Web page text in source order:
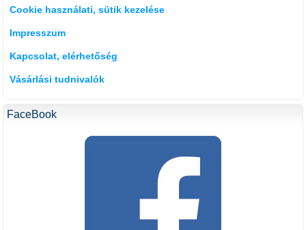
Cookie használati, sütik kezelése
Impresszum
Kapcsolat, elérhetőség
Vásárlási tudnivalók
FaceBook